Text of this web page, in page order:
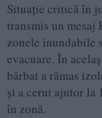
Situație critică în
transmis un
zonele inundabile
evacuare. În
bărbat a rămas
și a cerut ajutor la
în zonă.